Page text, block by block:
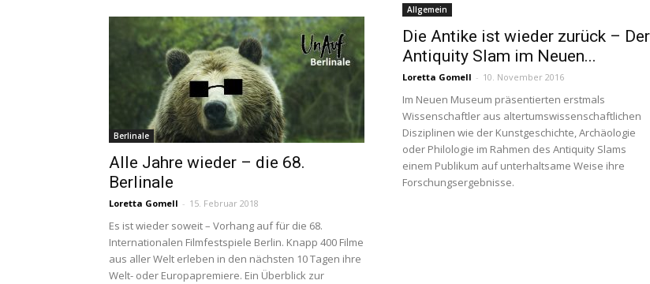
|
Studierendenzeitung
Berlinale
Alle Jahre wieder – die 68.
Berlinale
Loretta Gomell - 15. Februar 2018
Es ist wieder soweit – Vorhang auf für die 68.
Internationalen Filmfestspiele Berlin. Knapp 400 Filme
aus aller Welt erleben in den nächsten 10 Tagen ihre
Welt- oder Europapremiere. Ein Überblick zur
Allgemein
Die Antike ist wieder zurück – Der
Antiquity Slam im Neuen...
Loretta Gomell - 10. November 2016
Im Neuen Museum präsentierten erstmals
Wissenschaftler aus altertumswissenschaftlichen
Disziplinen wie der Kunstgeschichte, Archäologie
oder Philologie im Rahmen des Antiquity Slams
einem Publikum auf unterhaltsame Weise ihre
Forschungsergebnisse.